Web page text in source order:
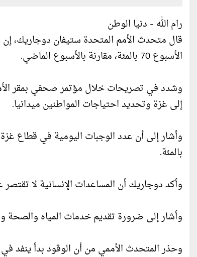
رام الله - دنيا الوطن
قال متحدث الأمم المتحدة ستيفان دوجاريك،
الأسبوع 70 بالمئة، مقارنة بالأسبوع الماضي.
وشدد في تصريحات خلال مؤتمر صحفي بمقر الأمم
إلى غزة وتحديد احتياجات المواطنين ميدانيا.
بالمئة.
وأكد دوجاريك أن المساعدات الإنسانية لا
وأشار إلى ضرورة تقديم خدمات المياه والصحة
وحذر المتحدث الأممي من أن الوقود بدأ ينفد